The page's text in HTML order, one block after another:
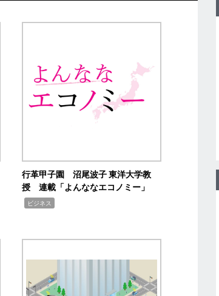
行革甲子園 沼尾波子 東洋大学教
授 連載「よんななエコノミー」
ビジネス